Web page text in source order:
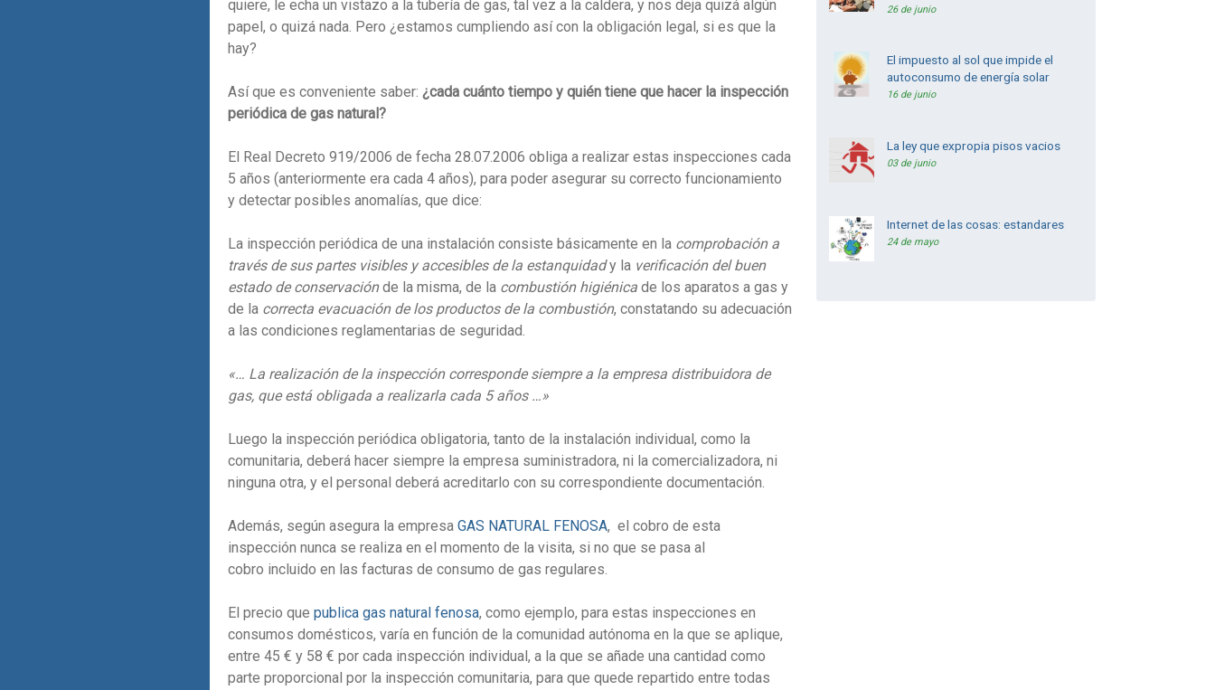
quiere, le echa un vistazo a la tubería de gas, tal vez a la caldera, y nos deja quizá algún
papel, o quizá nada. Pero ¿estamos cumpliendo así con la obligación legal, si es que la
hay?
Así que es conveniente saber: ¿cada cuánto tiempo y quién tiene que hacer la inspección
periódica de gas natural?
El Real Decreto 919/2006 de fecha 28.07.2006 obliga a realizar estas inspecciones cada
5 años (anteriormente era cada 4 años), para poder asegurar su correcto funcionamiento
y detectar posibles anomalías, que dice:
La inspección periódica de una instalación consiste básicamente en la comprobación a
través de sus partes visibles y accesibles de la estanquidady la verificación del buen
estado de conservaciónde la misma, de la combustión higiénica de los aparatos a gas y
de la correcta evacuación de los productos de la combustión, constatando su adecuación
a las condiciones reglamentarias de seguridad.
«… La realización de la inspección corresponde siempre a la empresa distribuidora de
gas, que está obligada a realizarla cada 5 años …»
Luego la inspección periódica obligatoria, tanto de la instalación individual, como la
comunitaria, deberá hacer siempre la empresa suministradora, ni la comercializadora, ni
ninguna otra, y el personal deberá acreditarlo con su correspondiente documentación.
Además, según asegura la empresa GAS NATURAL FENOSA, el cobro de esta
inspección nunca se realiza en el momento de la visita, si no que se pasa al
cobro incluido en las facturas de consumo de gas regulares.
El precio que publica gas natural fenosa, como ejemplo, para estas inspecciones en
consumos domésticos, varía en función de la comunidad autónoma en la que se aplique,
entre 45 € y 58 € por cada inspección individual, a la que se añade una cantidad como
parte proporcional por la inspección comunitaria, para que quede repartido entre todas
26 de junio
El impuesto al sol que impide el
autoconsumo de energía solar
16 de junio
La ley que expropia pisos vacios
03 de junio
Internet de las cosas: estandares
24 de mayo